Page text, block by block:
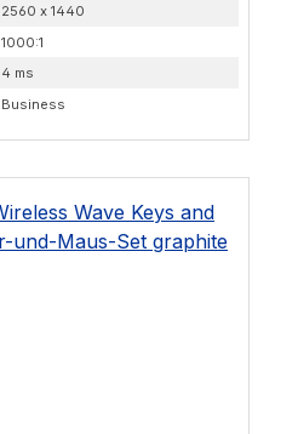
2560 x 1440
1000:1
4 ms
Business